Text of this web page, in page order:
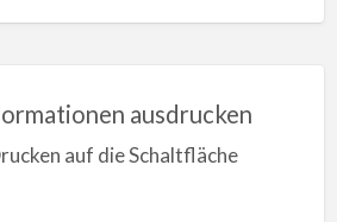
ausdrucken
auf die Schaltfläche